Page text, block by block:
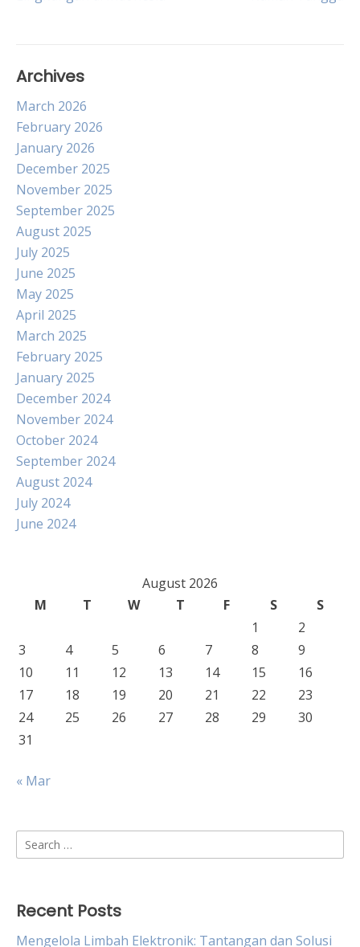
Archives
March 2026
February 2026
January 2026
December 2025
November 2025
September 2025
August 2025
July 2025
June 2025
May 2025
April 2025
March 2025
February 2025
January 2025
December 2024
November 2024
October 2024
September 2024
August 2024
July 2024
June 2024
August 2026
M
T W T F S
S
1
2
3
4 5 6 7 8
9
10
11 12 13 14 15
16
17
18 19 20 21 22
23
24
25 26 27 28 29
30
31
« Mar
Search
for:
Recent Posts
Mengelola Limbah Elektronik: Tantangan dan Solusi